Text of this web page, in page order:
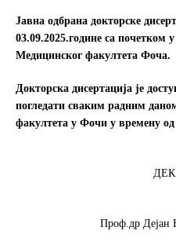
Јавна одбрана докторске
03.09.2025.године са почетком
Медицинског факултета Фоча.
Докторска дисертација је
погледати сваким радним
факултета у Фочи у времену од
Проф.др Дејан